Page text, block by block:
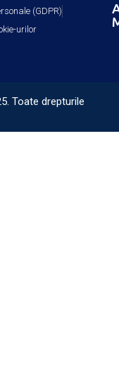
(GDPR)
urilor
Toate drepturile